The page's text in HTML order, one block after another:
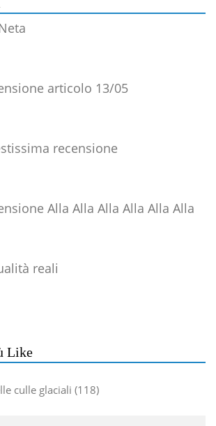
articolo 13/05
recensione
Alla Alla Alla Alla Alla Alla
reali
Like
culle glaciali 118